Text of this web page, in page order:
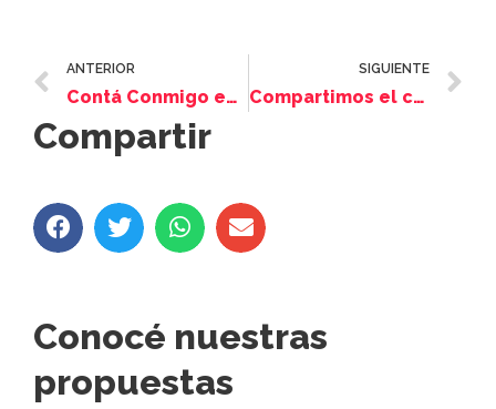
ANTERIOR
Contá Conmigo en el portal de noticias Hoy Día Córdoba
SIGUIENTE
Compartimos el cierre de la exposición Fronteras Circulares de Claudio Lijalad
Compartir
Conocé nuestras
propuestas